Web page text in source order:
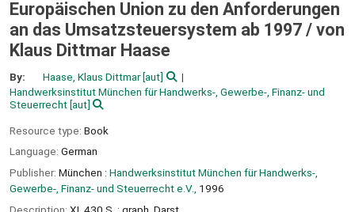
Europäischen Union zu den Anforderungen
an das Umsatzsteuersystem ab 1997 / von
Klaus Dittmar Haase
By: Haase, Klaus Dittmar[aut]
Handwerksinstitut München für Handwerks-, Gewerbe-, Finanz- und
Steuerrecht [aut]
Resource type: Book
Language: German
Publisher: München : Handwerksinstitut München für Handwerks-,
Gewerbe-, Finanz- und Steuerrecht e.V., 1996